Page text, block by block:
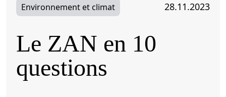
Environnement et climat 28.11.2023
Le ZAN en 10
questions